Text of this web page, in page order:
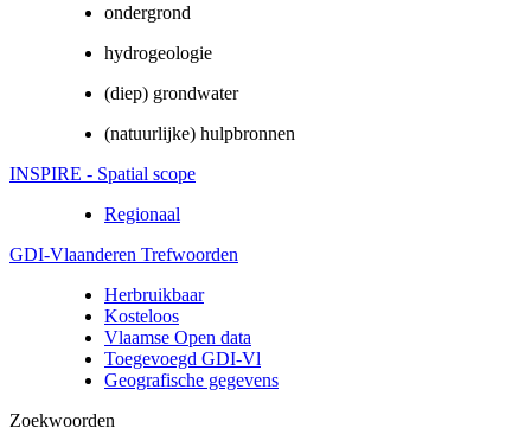
ondergrond
hydrogeologie
(diep) grondwater
(natuurlijke) hulpbronnen
INSPIRE - Spatial scope
Regionaal
GDI-Vlaanderen Trefwoorden
Herbruikbaar
Kosteloos
Vlaamse Open data
Toegevoegd GDI-Vl
Geografische gegevens
Zoekwoorden